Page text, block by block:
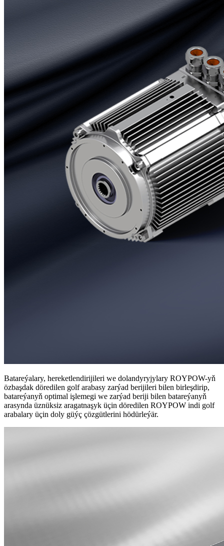
Batareýalary, hereketlendirijileri we dolandyryjylary ROYPOW-yň
özbaşdak döredilen golf arabasy zarýad berijileri bilen birleşdirip,
batareýanyň optimal işlemegi we zarýad beriji bilen batareýanyň
arasynda üznüksiz aragatnaşyk üçin döredilen ROYPOW indi golf
arabalary üçin doly güýç çözgütlerini hödürleýär.